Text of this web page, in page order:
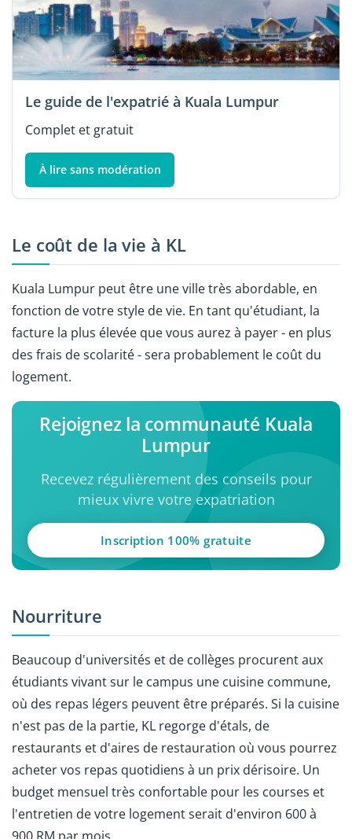
Le guide de l'expatrié à Kuala Lumpur
Complet et gratuit
À lire sans modération
Le coût de la vie à KL
Kuala Lumpur peut être une ville très abordable, en
fonction de votre style de vie. En tant qu'étudiant, la
facture la plus élevée que vous aurez à payer - en plus
des frais de scolarité - sera probablement le coût du
logement.
Rejoignez la communauté Kuala
Lumpur
Recevez régulièrement des conseils pour
mieux vivre votre expatriation
Inscription 100% gratuite
Nourriture
Beaucoup d'universités et de collèges procurent aux
étudiants vivant sur le campus une cuisine commune,
où des repas légers peuvent être préparés. Si la cuisine
n'est pas de la partie, KL regorge d'étals, de
restaurants et d'aires de restauration où vous pourrez
acheter vos repas quotidiens à un prix dérisoire. Un
budget mensuel très confortable pour les courses et
l'entretien de votre logement serait d'environ 600 à